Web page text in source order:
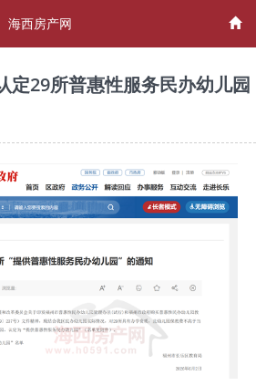
海西房产网
定29所普惠性服务民办幼儿园